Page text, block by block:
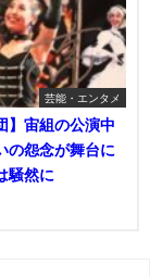
芸能・エンタメ
】宙組の公演中
の怨念が舞台に
騒然に